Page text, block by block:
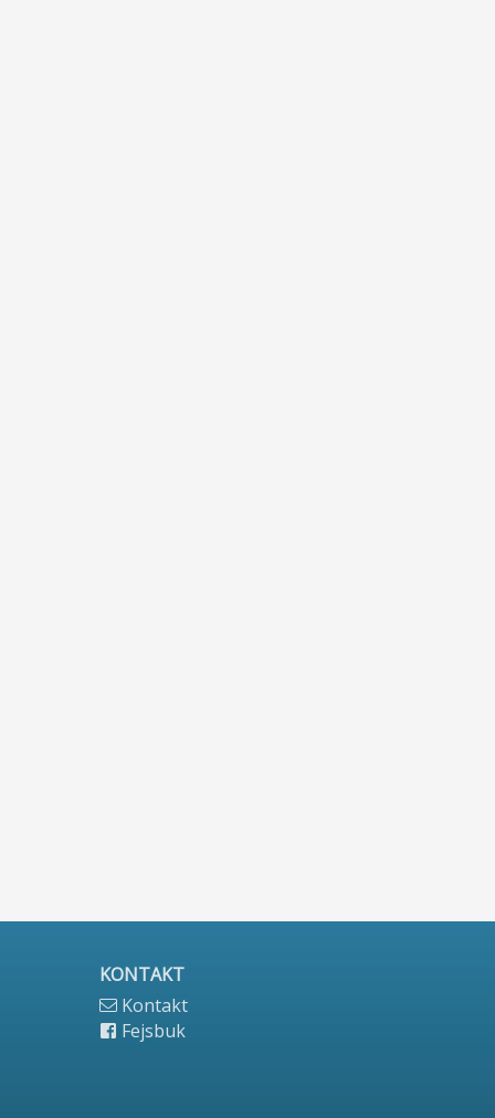
KONTAKT
Kontakt
Fejsbuk